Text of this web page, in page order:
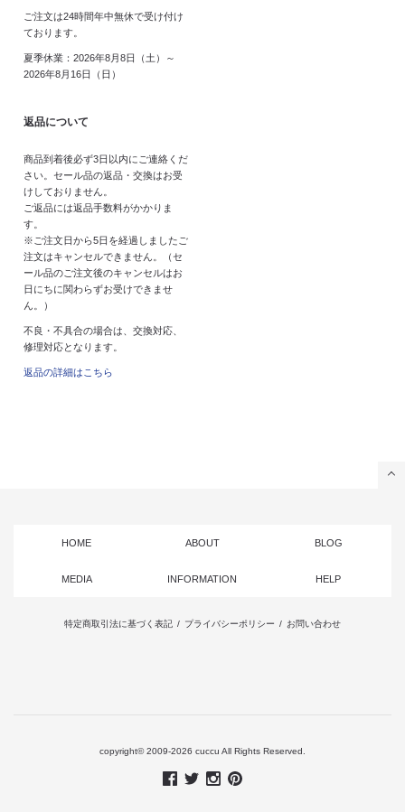
ご注文は24時間年中無休で受け付け
ております。
夏季休業：2026年8月8日（土）～
2026年8月16日（日）
返品について
商品到着後必ず3日以内にご連絡くだ
さい。セール品の返品・交換はお受
けしておりません。
ご返品には返品手数料がかかりま
す。
※ご注文日から5日を経過しましたご
注文はキャンセルできません。（セ
ール品のご注文後のキャンセルはお
日にちに関わらずお受けできませ
ん。）
不良・不具合の場合は、交換対応、
修理対応となります。
返品の詳細はこちら
HOME ABOUT BLOG
MEDIA INFORMATION HELP
特定商取引法に基づく表記 / プライバシーポリシー / お問い合わせ
copyright© 2009-2026 cuccu All Rights Reserved.